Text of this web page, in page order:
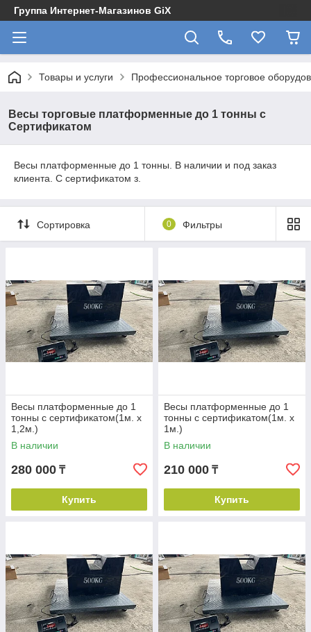
Группа Интернет-Магазинов GiX
Товары и услуги Профессиональное торговое
Весы торговые платформенные до 1 тонны с
Сертификатом
Весы платформенные до 1 тонны. В наличии и под заказ
клиента. С сертификатом з.
Сортировка 0 Фильтры
Весы платформенные до 1
тонны с сертификатом(1м. х
1,2м.)
В наличии
280 000 ₸
Купить
Весы платформенные до 1
тонны с сертификатом(1м. х
1м.)
В наличии
210 000 ₸
Купить